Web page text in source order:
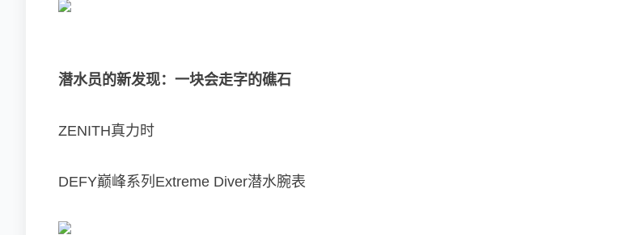
潜水员的新发现：一块会走字的礁石
ZENITH真力时
DEFY巅峰系列Extreme Diver潜水腕表